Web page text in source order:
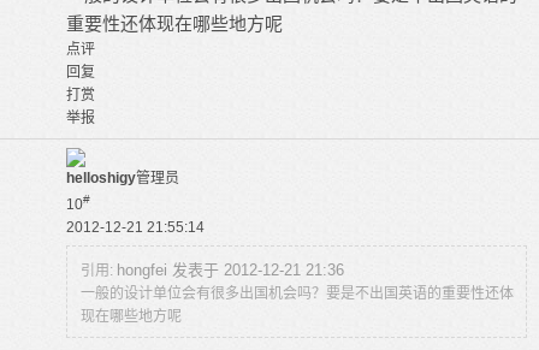
重要性还体现在哪些地方呢
点评
回复
打赏
举报
helloshigy管理员
10#
2012-12-21 21:55:14
引用: hongfei 发表于 2012-12-21 21:36
一般的设计单位会有很多出国机会吗？要是不出国英语的重要性还体
现在哪些地方呢